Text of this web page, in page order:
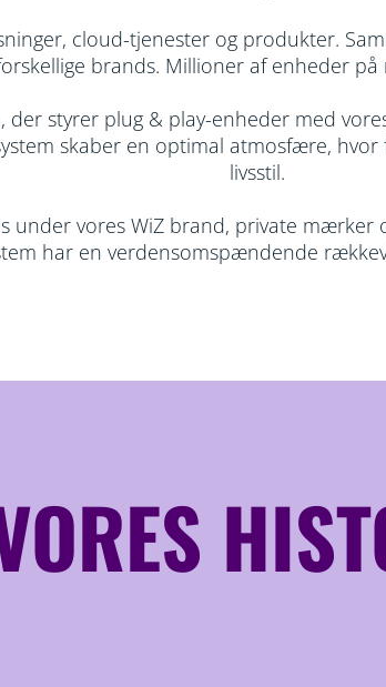
cloud-tjenester og produkter.
brands. Millioner af enheder
der styrer plug & play-enheder med
skaber en optimal atmosfære,
livsstil.
under vores WiZ brand, private
har en verdensomspændende